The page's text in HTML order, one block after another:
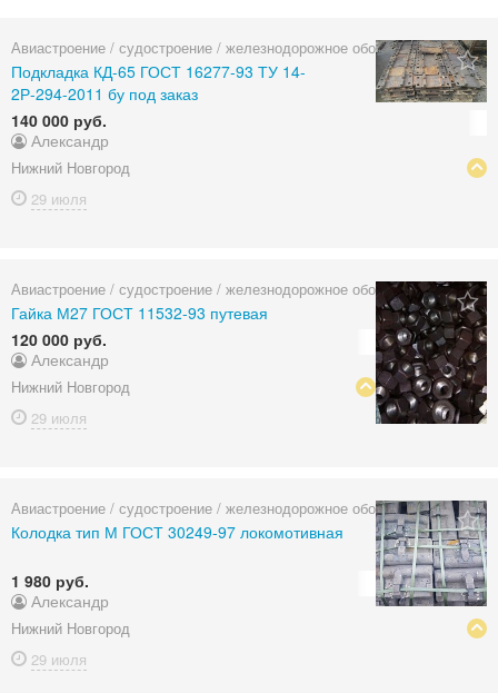
Авиастроение / судостроение / железнодорожное оборудование
Подкладка КД-65 ГОСТ 16277-93 ТУ 14-
2Р-294-2011 бу под заказ
140 000 руб.
Александр
Нижний Новгород
29 июля
Авиастроение / судостроение / железнодорожное оборудование
Гайка М27 ГОСТ 11532-93 путевая
120 000 руб.
Александр
Нижний Новгород
29 июля
Авиастроение / судостроение / железнодорожное оборудование
Колодка тип М ГОСТ 30249-97 локомотивная
1 980 руб.
Александр
Нижний Новгород
29 июля